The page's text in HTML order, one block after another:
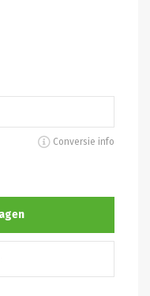
Conversie info